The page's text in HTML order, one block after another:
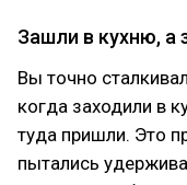
Зашли в кухню, а
Вы точно
когда заходили в
туда пришли. Это
пытались